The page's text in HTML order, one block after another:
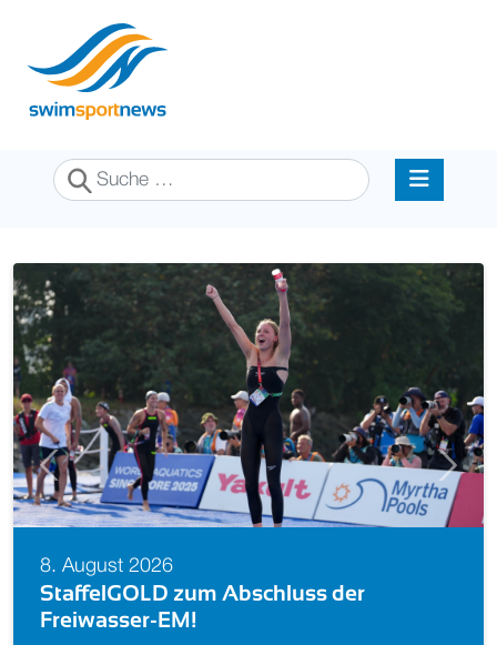
Suchen
8. August 2026
Schwimm-EM 2026: Alle deutschen
Starts (Becken)
Previous Next